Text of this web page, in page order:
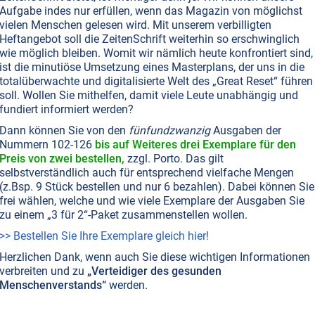
NR. 76, S.41 WIRTSCHAFT
PLANET ERDE • UMWELTSCHUTZ
Cradle: Hoffnung für einen überlasteten
rasantes Aussterben vieler Tier- und
Zivilisationskrankheiten…Wir haben uns eine
aufgeladen, die wir wohl bald nicht mehr tragen können.
und Recycling in aller Munde sind,
irgendwie nicht vom Fleck. Ein Konzept, das
ist Cradle to Cradle. Es propagiert die Freude am
Konsumieren und Entsorgen. Es steht für Schönheit,
Leben, dadurch dass wir uns die Natur zum Vorbild
Weiterlesen...
Aufgabe indes nur erfüllen, wenn das Magazin von möglichst
vielen Menschen gelesen wird. Mit unserem verbilligten
Heftangebot soll die ZeitenSchrift weiterhin so erschwinglich
wie möglich bleiben. Womit wir nämlich heute konfrontiert sind,
ist die minutiöse Umsetzung eines Masterplans, der uns in die
totalüberwachte und digitalisierte Welt des „Great Reset“ führen
soll. Wollen Sie mithelfen, damit viele Leute unabhängig und
fundiert informiert werden?
Dann können Sie von den fünfundzwanzigAusgaben der
Nummern 102-126 bis auf Weiteres drei Exemplare für den
Preis von zwei bestellen, zzgl. Porto. Das gilt
selbstverständlich auch für entsprechend vielfache Mengen
(z.Bsp. 9 Stück bestellen und nur 6 bezahlen). Dabei können Sie
frei wählen, welche und wie viele Exemplare der Ausgaben Sie
zu einem „3 für 2“-Paket zusammenstellen wollen.
>> Bestellen Sie Ihre Exemplare gleich hier!
Herzlichen Dank, wenn auch Sie diese wichtigen Informationen
verbreiten und zu „Verteidiger des gesunden
Menschenverstands“werden.